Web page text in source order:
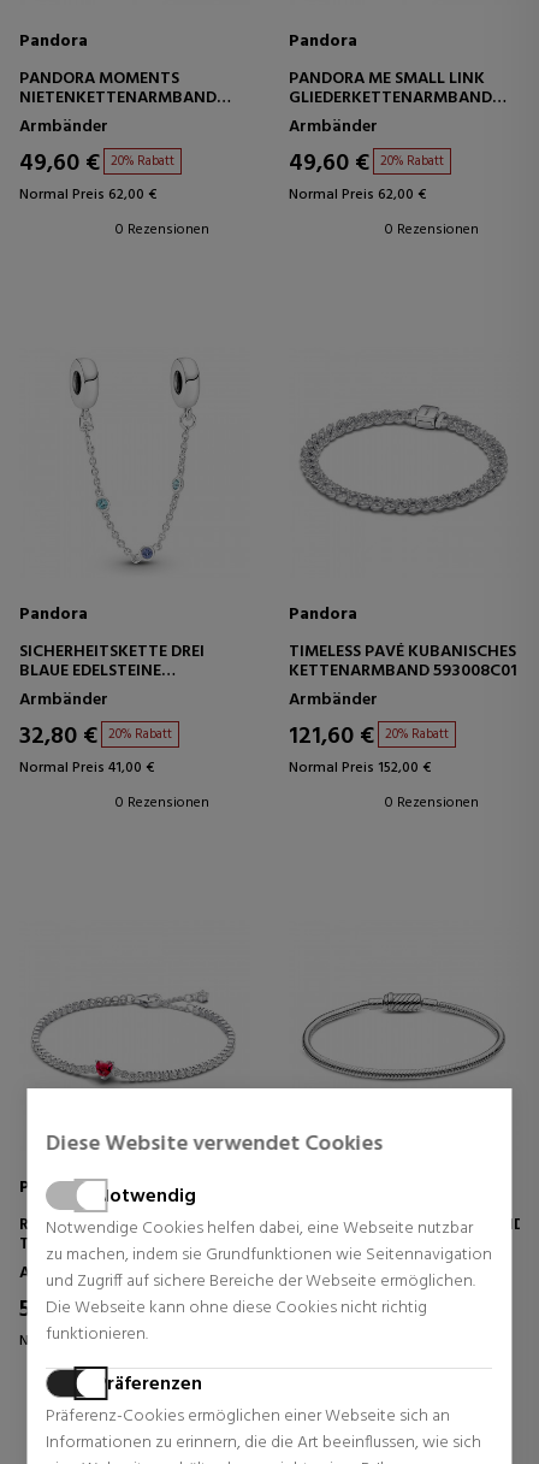
Diese Website verwendet Cookies
Notwendig
Notwendige Cookies helfen dabei, eine Webseite nutzbar
zu machen, indem sie Grundfunktionen wie Seitennavigation
und Zugriff auf sichere Bereiche der Webseite ermöglichen.
Die Webseite kann ohne diese Cookies nicht richtig
funktionieren.
Präferenzen
Präferenz-Cookies ermöglichen einer Webseite sich an
Informationen zu erinnern, die die Art beeinflussen, wie sich
Pandora
PANDORA MOMENTS
NIETENKETTENARMBAND
592453C00
Armbänder
49,60 € 20% Rabatt
Normal Preis 62,00 €
0 Rezensionen
Pandora
PANDORA ME SMALL LINK
GLIEDERKETTENARMBAND
599662C00
Armbänder
49,60 € 20% Rabatt
Normal Preis 62,00 €
0 Rezensionen
Pandora
SICHERHEITSKETTE DREI
BLAUE EDELSTEINE
791688C01-05
Armbänder
32,80 € 20% Rabatt
Normal Preis 41,00 €
0 Rezensionen
Pandora
TIMELESS PAVÉ KUBANISCHES
KETTENARMBAND 593008C01
Armbänder
121,60 € 20% Rabatt
Normal Preis 152,00 €
0 Rezensionen
Pandora
ROTES GLÄNZENDES HERZ-
TENNISARMBAND 590041C02
Armbänder
56,80 € 20% Rabatt
Normal Preis 71,00 €
0 Rezensionen
SCHLANGENKETTENARMBAND
MIT EINFACH ZU
SCHLIESSENDEM M
AGNETSCHIEBEVERSCHLUSS 5
90122C00
Armbänder
56,80 € 20% Rabatt
0 Rezensionen